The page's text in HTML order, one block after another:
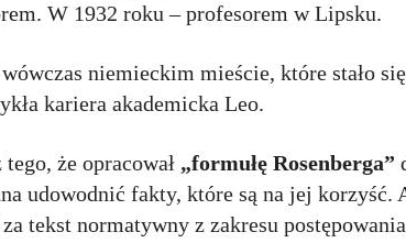
W 1932 roku – profesorem w Lipsku.
niemieckim mieście, które stało
kariera akademicka Leo.
że opracował „formułę Rosenberga”
udowodnić fakty, które są na jej korzyść.
tekst normatywny z zakresu